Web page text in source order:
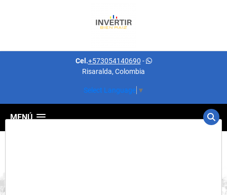
Cel.+573054140690 -
Risaralda, Colombia
Select Language ▼
MENÚ